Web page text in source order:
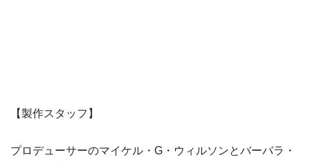
【製作スタッフ】
プロデューサーのマイケル・G・ウィルソンとバーバラ・